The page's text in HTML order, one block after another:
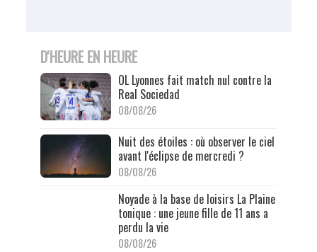
D'HEURE EN HEURE
OL Lyonnes fait match nul contre la
Real Sociedad
08/08/26
Nuit des étoiles : où observer le ciel
avant l'éclipse de mercredi ?
08/08/26
Noyade à la base de loisirs La Plaine
tonique : une jeune fille de 11 ans a
perdu la vie
08/08/26